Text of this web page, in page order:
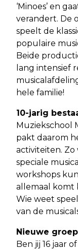
‘Minoes’ en
verandert. De
speelt de
populaire
Beide
lang intensief
hele familie!
10-jarig
Muziekschool
pakt daarom
activiteiten.
speciale
workshops
allemaal komt
Wie weet
van de
Nieuwe groep
Ben jij 16 jaar